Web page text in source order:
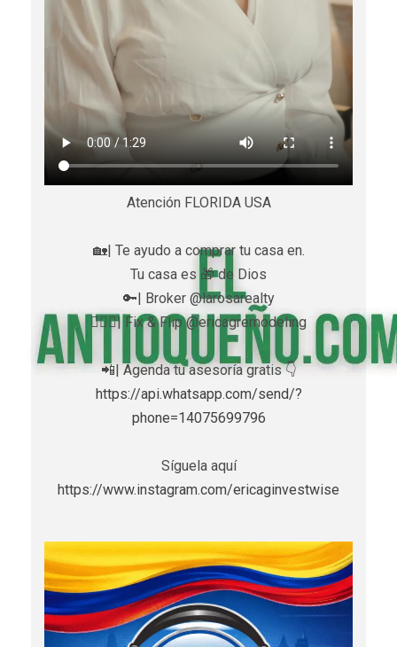
Atención FLORIDA USA
🏡| Te ayudo a comprar tu casa en.
Tu casa es 🎁 de Dios
🔑| Broker @larosarealty
👷🏼‍♀️| Fix & Flip @ericagremodeling
📲| Agenda tu asesoría gratis 👇
https://api.whatsapp.com/send/?
phone=14075699796
Síguela aquí
https://www.instagram.com/ericaginvestwise